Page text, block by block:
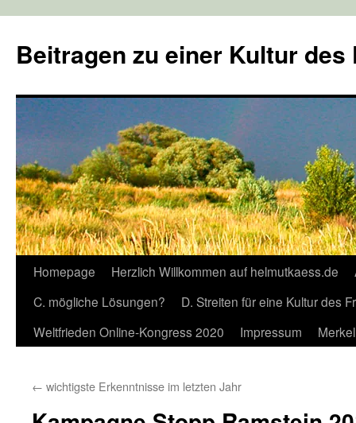
springen
Beitragen zu einer Kultur des
Homepage Herzlich Willkommen auf helmutkaess.de
C. mögliche Lösungen?
D. Streiten für eine Kultur des
Weltfrieden Online-Kongress 2020
Impressum
← wichtigste Erkenntnisse im letzten Jahr